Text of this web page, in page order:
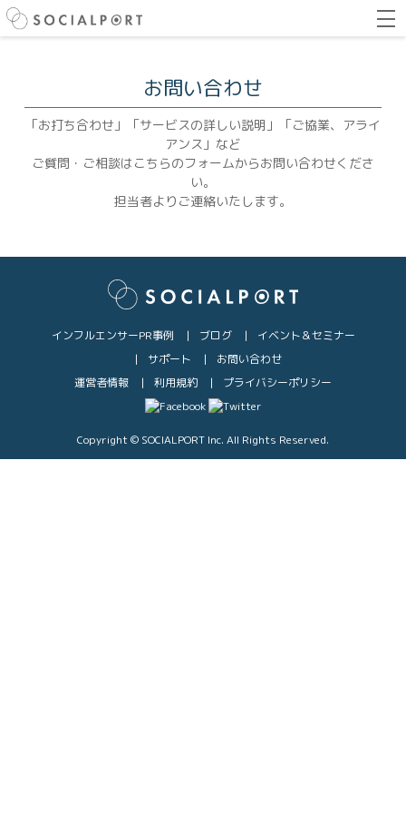
お問い合わせ
「お打ち合わせ」「サービスの詳しい説明」「ご協業、アライ
アンス」など
ご質問・ご相談はこちらのフォームからお問い合わせくださ
い。
担当者よりご連絡いたします。
インフルエンサーPR事例 ブログ
イベント＆セミナー
サポート
お問い合わせ
運営者情報
利用規約 プライバシーポリシー
Copyright © SOCIALPORT Inc. All Rights Reserved.